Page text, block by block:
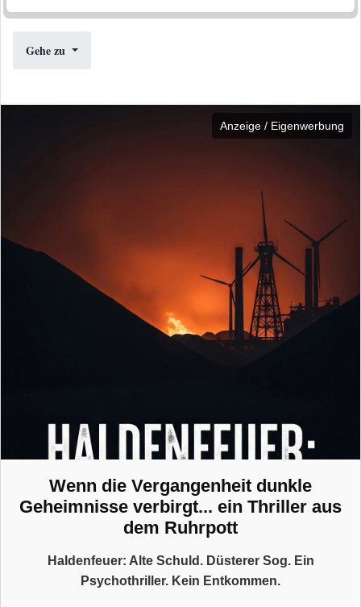
Gehe zu
Anzeige / Eigenwerbung
Wenn die Vergangenheit dunkle
Geheimnisse verbirgt... ein Thriller aus
dem Ruhrpott
Haldenfeuer: Alte Schuld. Düsterer Sog. Ein
Psychothriller. Kein Entkommen.